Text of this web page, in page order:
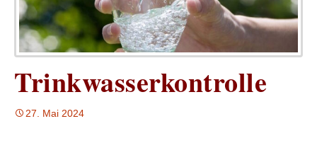
Trinkwasserkontrolle
27. Mai 2024